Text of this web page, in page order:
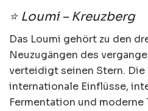
⭐ Loumi – Kreuzberg
Das Loumi gehört zu den
Neuzugängen des
verteidigt seinen Stern.
internationale Einflüsse,
Fermentation und moderne